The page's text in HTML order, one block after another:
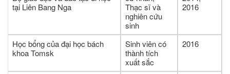
tại Liên Bang Nga
Thạc sĩ và
nghiên cứu
sinh
2016
Học bổng của đại học bách
khoa Tomsk
Sinh viên có
thành tích
xuất sắc
2016